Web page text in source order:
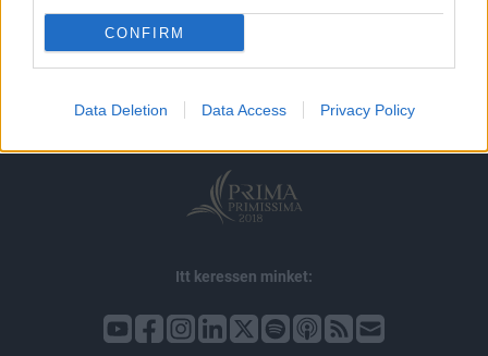
CONFIRM
Data Deletion Data Access Privacy Policy
© 2026 Portfolio
impresszum
jogi nyilatkozat
kommentkezelés
ÁSZF
Itt keressen minket: